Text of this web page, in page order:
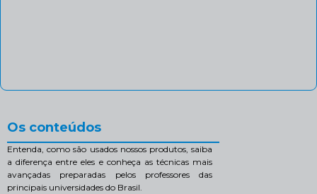
Os conteúdos
Entenda, como são usados nossos produtos, saiba
a diferença entre eles e conheça as técnicas mais
avançadas preparadas pelos professores das
principais universidades do Brasil.